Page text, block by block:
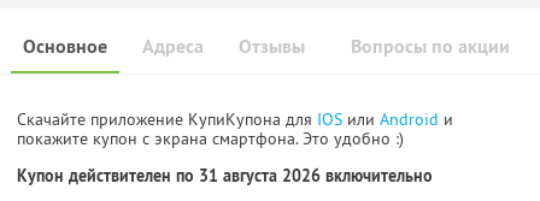
Основное Отзывы Вопросы по акции
Адреса
Скачайте приложение КупиКупона для IOS или Android и
покажите купон с экрана смартфона. Это удобно :)
Купон действителен по 31 августа 2026 включительно